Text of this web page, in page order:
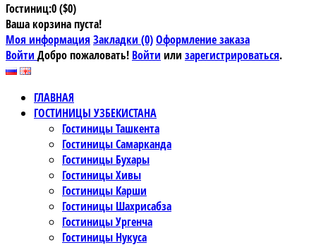
Гостиниц:0 ($0)
Ваша корзина пуста!
Моя информация Закладки (0)Оформление заказа
Войти Добро пожаловать! Войти или зарегистрироваться.
ГЛАВНАЯ
ГОСТИНИЦЫ УЗБЕКИСТАНА
Гостиницы Ташкента
Гостиницы Самарканда
Гостиницы Бухары
Гостиницы Хивы
Гостиницы Карши
Гостиницы Шахрисабза
Гостиницы Ургенча
Гостиницы Нукуса